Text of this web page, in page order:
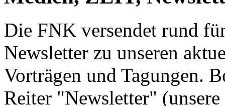
Die FNK versendet rund
Newsletter zu unseren
Vorträgen und Tagungen.
Reiter "Newsletter"